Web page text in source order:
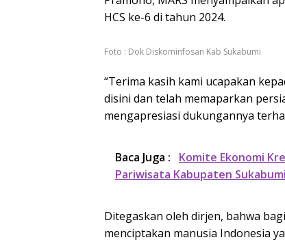
HCS ke-6 di tahun 2024.
Foto : Dok Diskominfosan Kab Sukabumi
“Terima kasih kami ucapakan
disini dan telah memaparkan
mengapresiasi dukungannya
Baca Juga :
Komite Ekonomi
Pariwisata Kabupaten Sukabumi
Ditegaskan oleh dirjen, bahwa
menciptakan manusia Indonesia